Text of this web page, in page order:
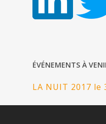
ÉVÉNEMENTS À
LA NUIT 2017 le